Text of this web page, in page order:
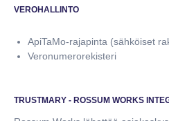
VEROHALLINTO
ApiTaMo-rajapinta (sähköiset
Veronumerorekisteri
TRUSTMARY - ROSSUM WORKS